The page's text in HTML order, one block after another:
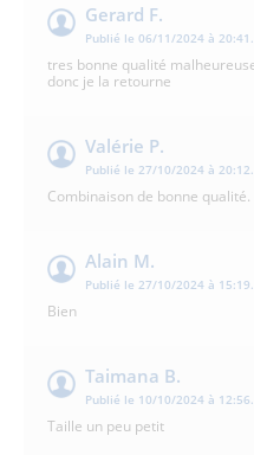
Gerard F.
Publié le 06/11/2024 à 20:41.
tres bonne qualité
donc je la retourne
Valérie P.
Publié le 27/10/2024 à 20:12.
Combinaison de bonne qualité.
Alain M.
Publié le 27/10/2024 à 15:19.
Bien
Taimana B.
Publié le 10/10/2024 à 12:56.
Taille un peu petit